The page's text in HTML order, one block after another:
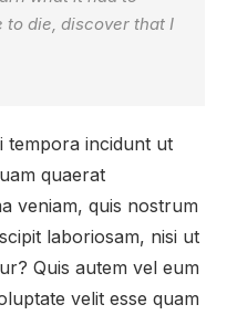
to die, discover that I
tempora incidunt ut
quaerat
veniam, quis nostrum
laboriosam, nisi ut
Quis autem vel eum
velit esse quam